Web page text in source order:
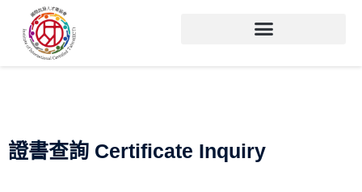
證書查詢 Certificate Inquiry